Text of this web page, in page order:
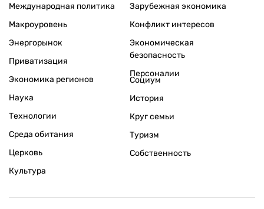
Международная политика
Макроуровень
Энергорынок
Приватизация
Экономика регионов
Зарубежная экономика
Конфликт интересов
Экономическая
безопасность
Персоналии
Наука
Технологии
Среда обитания
Церковь
Культура
Социум
История
Круг семьи
Туризм
Собственность